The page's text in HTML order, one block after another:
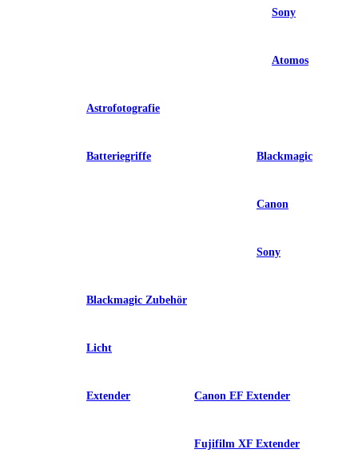
Sony
Atomos
Astrofotografie
Batteriegriffe Blackmagic
Canon
Sony
Blackmagic Zubehör
Licht
Extender Canon EF Extender
Fujifilm XF Extender